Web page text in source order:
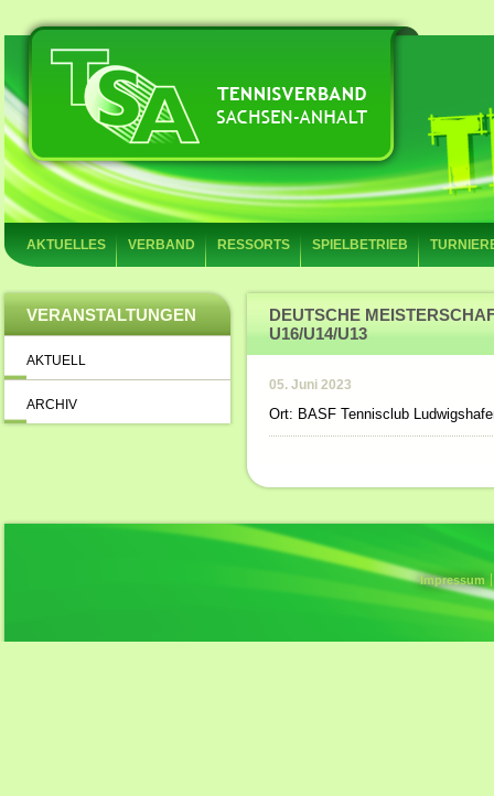
AKTUELLES VERBAND RESSORTS SPIELBETRIEB
VERANSTALTUNGEN
AKTUELL
ARCHIV
DEUTSCHE
U16/U14/U13
05. Juni 2023
Ort: BASF Tennisclub
Impressum